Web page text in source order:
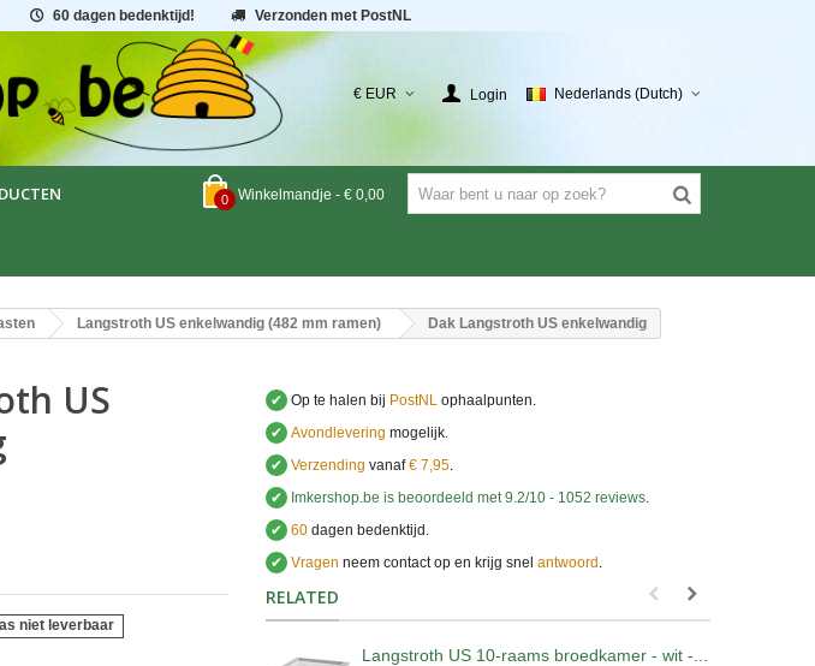
60 dagen bedenktijd! Verzonden met PostNL
€ EUR Login Nederlands (Dutch)
0 Winkelmandje - € 0,00
Langstroth US enkelwandig (482 mm ramen) Dak Langstroth US enkelwandig
US
niet leverbaar
✔ Op te halen bij PostNLophaalpunten.
✔ Avondlevering mogelijk.
✔ Verzending vanaf€ 7,95.
✔
Imkershop.be is beoordeeld met9.2/10 -1052 reviews.
✔ 60dagen bedenktijd.
✔ Vragen neem contact op en krijg snel antwoord ..
RELATED
Langstroth US 10-raams broedkamer - wit -...